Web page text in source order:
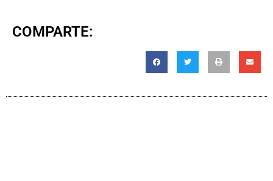
COMPARTE: